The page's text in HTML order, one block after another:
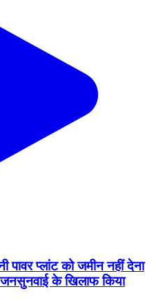
पावर प्लांट को जमीन नहीं देना
जनसुनवाई के खिलाफ किया